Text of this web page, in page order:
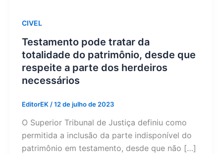
CIVEL
Testamento pode tratar da
totalidade do patrimônio, desde que
respeite a parte dos herdeiros
necessários
EditorEK /12 de julho de 2023
O Superior Tribunal de Justiça definiu como
permitida a inclusão da parte indisponível do
patrimônio em testamento, desde que não […]